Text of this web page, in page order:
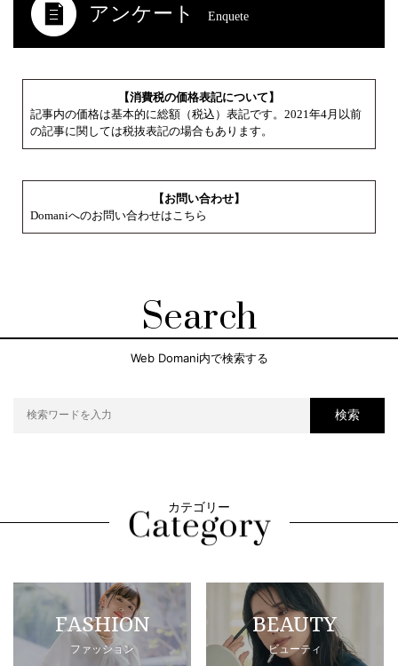
アンケート Enquete
【消費税の価格表記について】
記事内の価格は基本的に総額（税込）表記です。2021年4月以前
の記事に関しては税抜表記の場合もあります。
【お問い合わせ】
Domaniへのお問い合わせはこちら
Search
Web Domani内で検索する
検索
カテゴリー
FASHION
ファッション
BEAUTY
ビューティ